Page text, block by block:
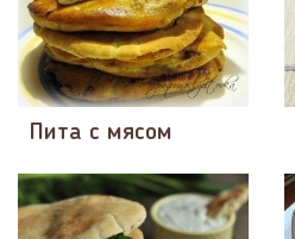
Пита с мясом